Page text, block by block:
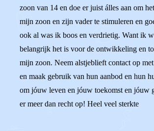
zoon van 14 en doe er juist álles aan om
mijn zoon en zijn vader te stimuleren en
ook al was ik boos en verdrietig. Want ik
belangrijk het is voor de ontwikkeling en
mijn zoon. Neem alstjeblieft contact op
en maak gebruik van hun aanbod en hun
om jóuw leven en jóuw toekomst en jóuw
er meer dan recht op! Heel veel sterkte